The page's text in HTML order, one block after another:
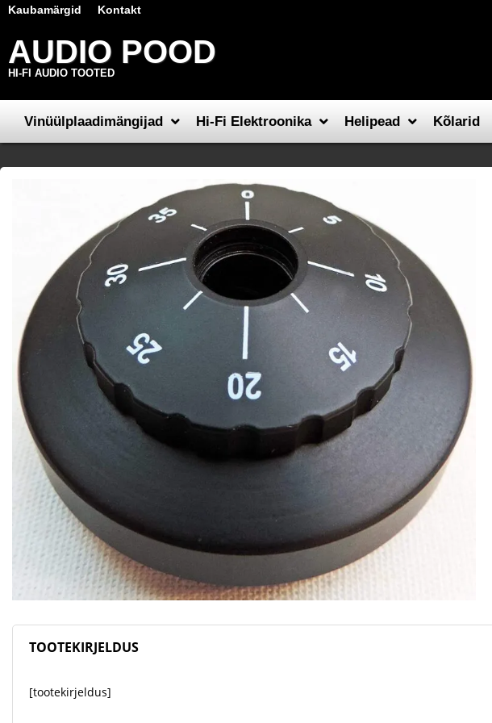
Kaubamärgid Kontakt
AUDIO POOD
HI-FI AUDIO TOOTED
Vinüülplaadimängijad Hi-Fi Elektroonika Helipead Kõlarid
TOOTEKIRJELDUS
[tootekirjeldus]